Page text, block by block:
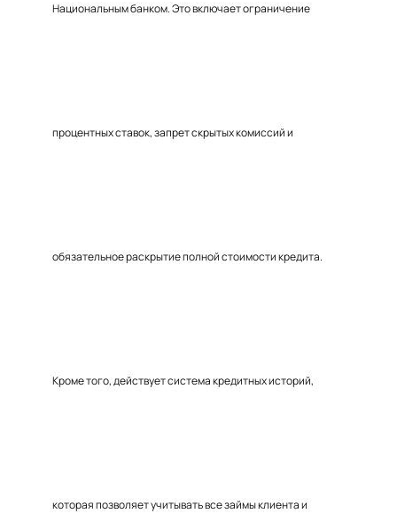
Национальным банком. Это включает ограничение
процентных ставок, запрет скрытых комиссий и
обязательное раскрытие полной стоимости кредита.
Кроме того, действует система кредитных историй,
которая позволяет учитывать все займы клиента и